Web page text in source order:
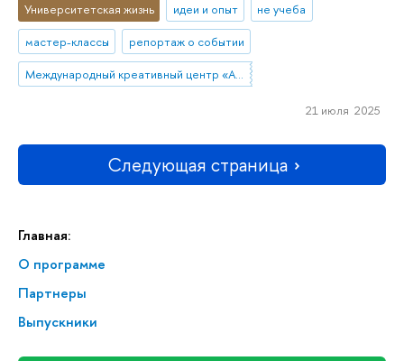
Главная:
О программе
Партнеры
Выпускники
Университетская жизнь идеи и опыт
не учеба
мастер-классы
репортаж о событии
Международный креативный центр «Абитуриент. Студент. Выпускник»
21 июля 2025
Следующая страница